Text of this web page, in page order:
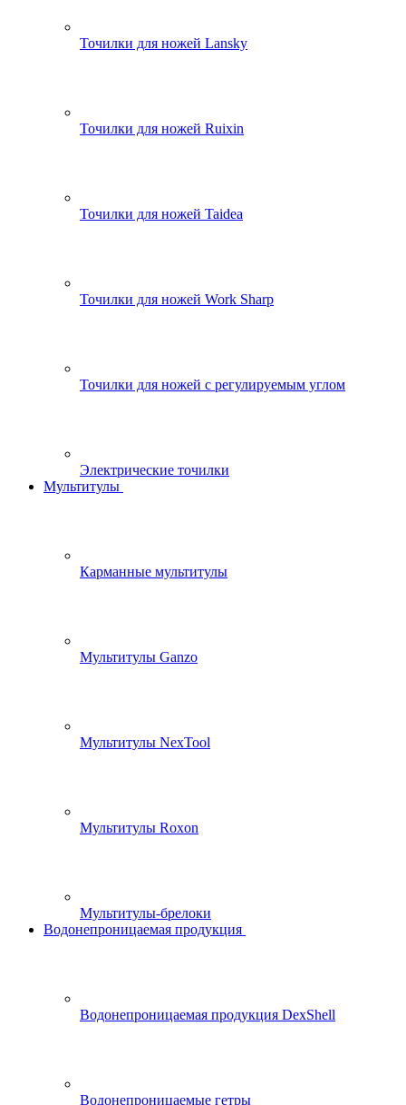
Точилки для ножей Lansky
Точилки для ножей Ruixin
Точилки для ножей Taidea
Точилки для ножей Work Sharp
Точилки для ножей с регулируемым углом
Электрические точилки
Мультитулы
Карманные мультитулы
Мультитулы Ganzo
Мультитулы NexTool
Мультитулы Roxon
Мультитулы-брелоки
Водонепроницаемая продукция
Водонепроницаемая продукция DexShell
Водонепроницаемые гетры